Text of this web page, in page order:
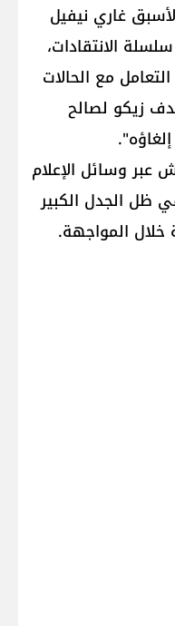
غاري نيفيل
الانتقادات،
مع الحالات
زيكو لصالح
عبر وسائل الإعلام
ظل الجدل الكبير
خلال المواجهة.